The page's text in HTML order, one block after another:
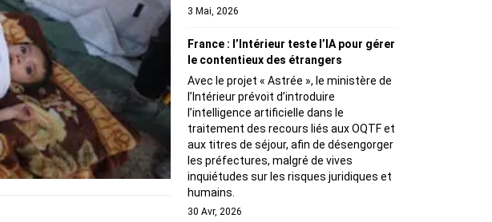
3 Mai, 2026
France : l’Intérieur teste l’IA pour gérer
le contentieux des étrangers
Avec le projet « Astrée », le ministère de
l’Intérieur prévoit d’introduire
l’intelligence artificielle dans le
traitement des recours liés aux OQTF et
aux titres de séjour, afin de désengorger
les préfectures, malgré de vives
inquiétudes sur les risques juridiques et
humains.
30 Avr, 2026